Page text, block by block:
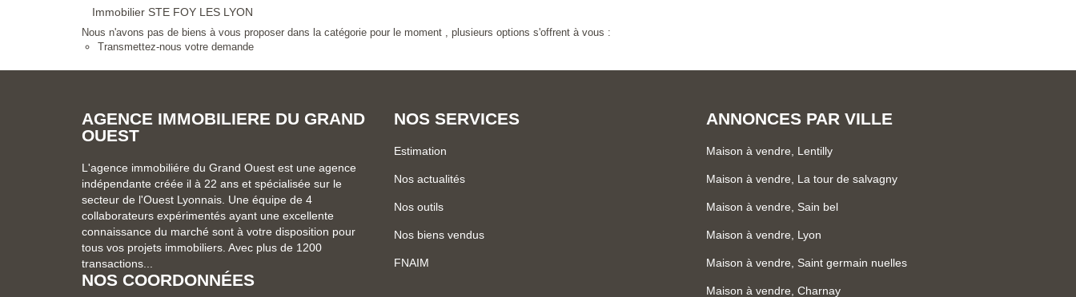
Immobilier STE FOY LES LYON
Nous n'avons pas de biens à vous proposer dans la catégorie pour le moment , plusieurs options s'offrent à vous :
Transmettez-nous votre demande
AGENCE IMMOBILIERE DU GRAND
OUEST
L'agence immobiliére du Grand Ouest est une agence
indépendante créée il à 22 ans et spécialisée sur le
secteur de l'Ouest Lyonnais. Une équipe de 4
collaborateurs expérimentés ayant une excellente
connaissance du marché sont à votre disposition pour
tous vos projets immobiliers. Avec plus de 1200
transactions...
NOS COORDONNÉES
NOS SERVICES
Estimation
Nos actualités
Nos outils
Nos biens vendus
FNAIM
ANNONCES PAR VILLE
Maison à vendre, Lentilly
Maison à vendre, La tour de salvagny
Maison à vendre, Sain bel
Maison à vendre, Lyon
Maison à vendre, Saint germain nuelles
Maison à vendre, Charnay